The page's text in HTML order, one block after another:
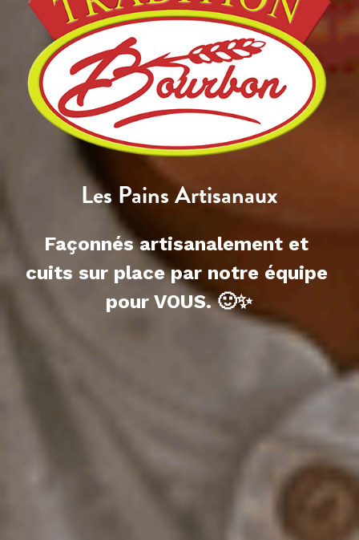
Les Pains Artisanaux
Façonnés artisanalement et
cuits sur place par notre équipe
pour VOUS. 🙂✨